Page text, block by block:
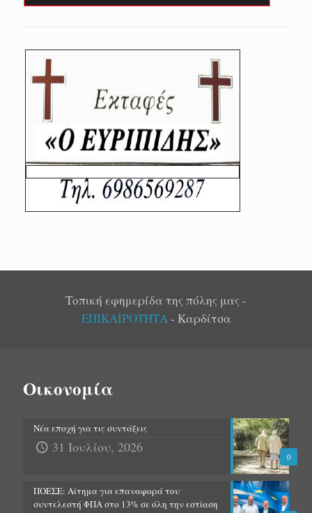
Τοπική εφημερίδα της πόλης μας -
ΕΠΙΚΑΙΡΟΤΗΤΑ- Καρδίτσα
Οικονομία
0
Νέα εποχή για τις συντάξεις
31 Ιουλίου, 2026
ΠΟΕΣΕ: Αίτημα για επαναφορά του
συντελεστή ΦΠΑ στο 13% σε όλη την εστίαση